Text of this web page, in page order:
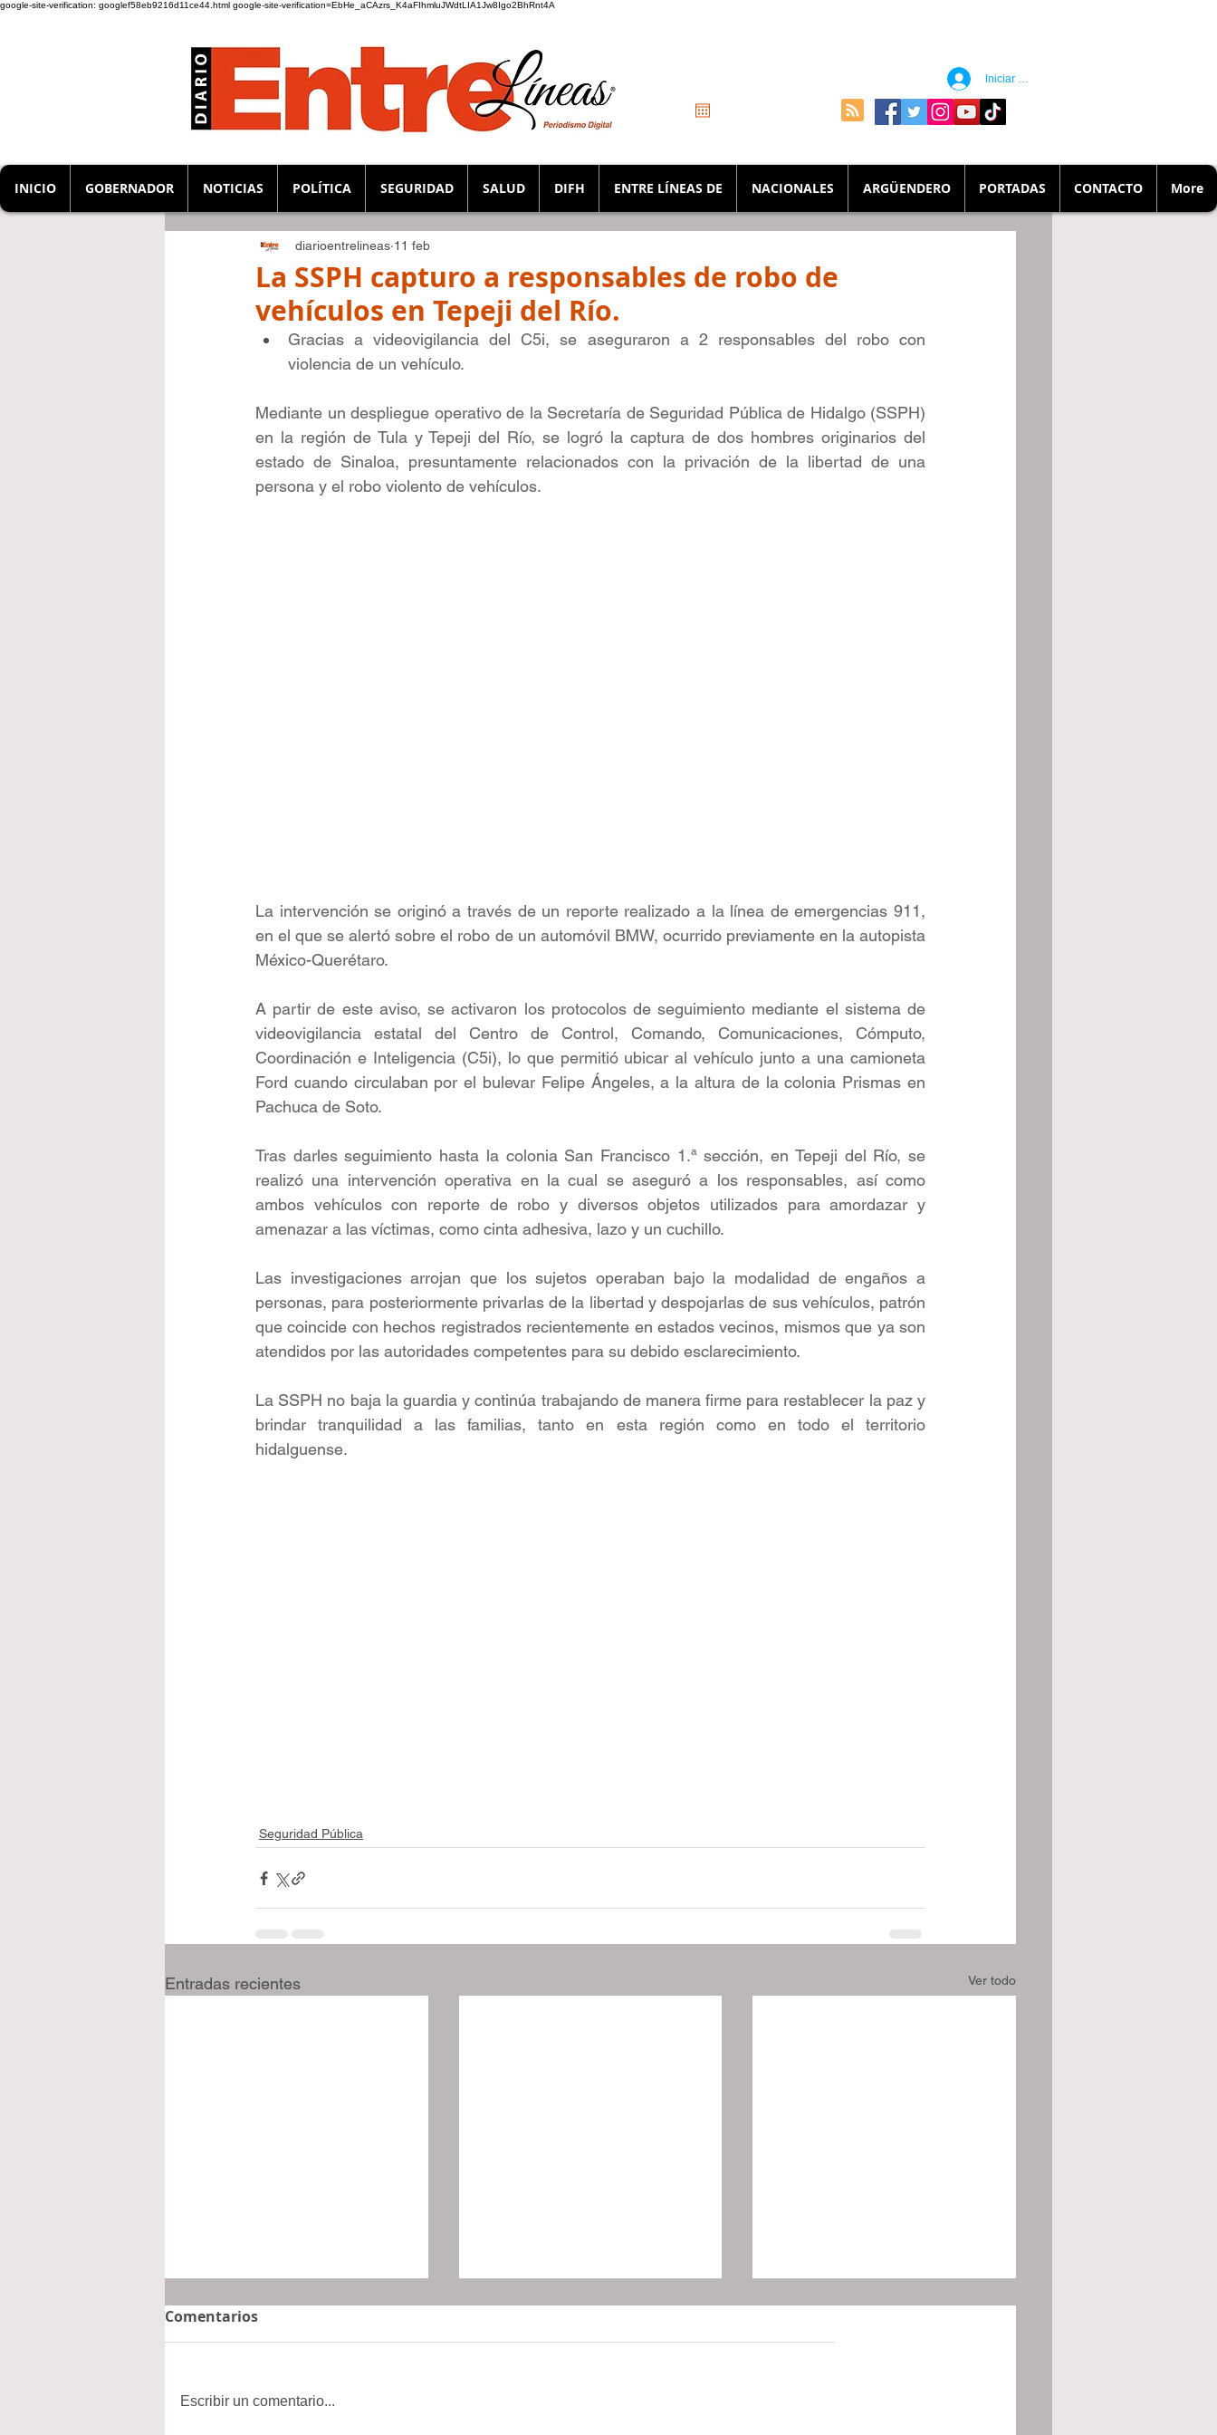
google-site-verification: googlef58eb9216d11ce44.html google-site-verification=EbHe_aCAzrs_K4aFIhmluJWdtLIA1Jw8Igo2BhRnt4A
Iniciar sesión
INICIO GOBERNADOR NOTICIAS POLÍTICA SEGURIDAD SALUD DIFH ENTRE LÍNEAS DE NACIONALES ARGÜENDERO PORTADAS CONTACTO More
La SSPH capturo a responsables de robo de
vehículos en Tepeji del Río.
diarioentrelineas 11 feb
Gracias a videovigilancia del C5i, se aseguraron a 2 responsables del robo con
violencia de un vehículo.
Mediante un despliegue operativo de la Secretaría de Seguridad Pública de Hidalgo (SSPH)
en la región de Tula y Tepeji del Río, se logró la captura de dos hombres originarios del
estado de Sinaloa, presuntamente relacionados con la privación de la libertad de una
persona y el robo violento de vehículos.
La intervención se originó a través de un reporte realizado a la línea de emergencias 911,
en el que se alertó sobre el robo de un automóvil BMW, ocurrido previamente en la autopista
México-Querétaro.
A partir de este aviso, se activaron los protocolos de seguimiento mediante el sistema de
videovigilancia estatal del Centro de Control, Comando, Comunicaciones, Cómputo,
Coordinación e Inteligencia (C5i), lo que permitió ubicar al vehículo junto a una camioneta
Ford cuando circulaban por el bulevar Felipe Ángeles, a la altura de la colonia Prismas en
Pachuca de Soto.
Tras darles seguimiento hasta la colonia San Francisco 1.ª sección, en Tepeji del Río, se
realizó una intervención operativa en la cual se aseguró a los responsables, así como
ambos vehículos con reporte de robo y diversos objetos utilizados para amordazar y
amenazar a las víctimas, como cinta adhesiva, lazo y un cuchillo.
Las investigaciones arrojan que los sujetos operaban bajo la modalidad de engaños a
personas, para posteriormente privarlas de la libertad y despojarlas de sus vehículos, patrón
que coincide con hechos registrados recientemente en estados vecinos, mismos que ya son
atendidos por las autoridades competentes para su debido esclarecimiento.
La SSPH no baja la guardia y continúa trabajando de manera firme para restablecer la paz y
brindar tranquilidad a las familias, tanto en esta región como en todo el territorio
hidalguense.
Seguridad Pública
Entradas recientes Ver todo
Comentarios
Escribir un comentario...